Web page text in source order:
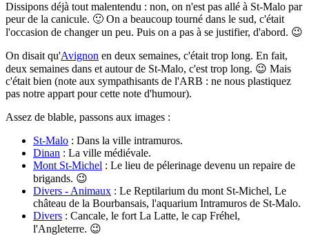
Dissipons déjà tout malentendu : non, on n'est pas allé à St-Malo par
peur de la canicule. 🙂 On a beaucoup tourné dans le sud, c'était
l'occasion de changer un peu. Puis on a pas à se justifier, d'abord. 😉
On disait qu'Avignon en deux semaines, c'était trop long. En fait,
deux semaines dans et autour de St-Malo, c'est trop long. 😉 Mais
c'était bien (note aux sympathisants de l'ARB : ne nous plastiquez
pas notre appart pour cette note d'humour).
Assez de blable, passons aux images :
St-Malo : Dans la ville intramuros.
Dinan : La ville médiévale.
Mont St-Michel : Le lieu de pélerinage devenu un repaire de
brigands. 😉
Divers - Animaux : Le Reptilarium du mont St-Michel, Le
château de la Bourbansais, l'aquarium Intramuros de St-Malo.
Divers : Cancale, le fort La Latte, le cap Fréhel,
l'Angleterre. 😉